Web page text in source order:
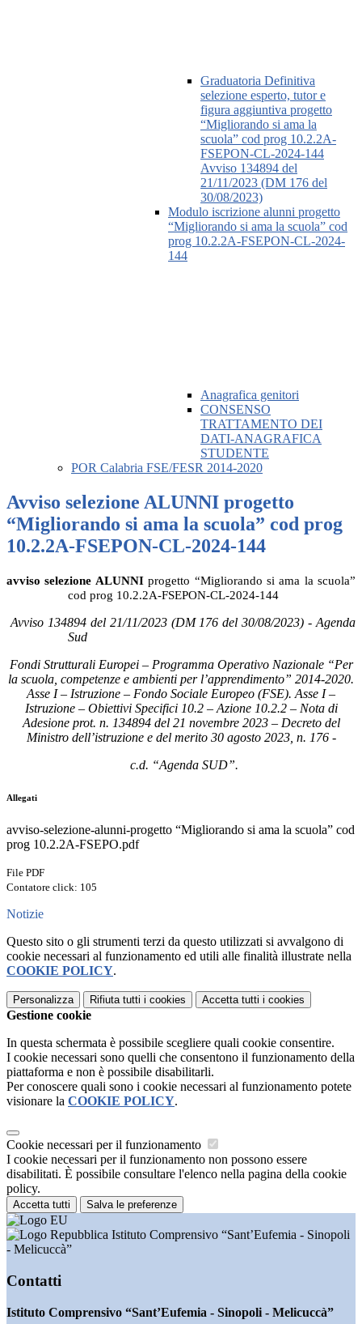
Graduatoria Definitiva
selezione esperto, tutor e
figura aggiuntiva progetto
“Migliorando si ama la
scuola” cod prog 10.2.2A-
FSEPON-CL-2024-144
Avviso 134894 del
21/11/2023 (DM 176 del
30/08/2023)
Modulo iscrizione alunni progetto
“Migliorando si ama la scuola” cod
prog 10.2.2A-FSEPON-CL-2024-
144
Anagrafica genitori
CONSENSO
TRATTAMENTO DEI
DATI-ANAGRAFICA
STUDENTE
POR Calabria FSE/FESR 2014-2020
Avviso selezione ALUNNI progetto
“Migliorando si ama la scuola” cod prog
10.2.2A-FSEPON-CL-2024-144
avviso selezione ALUNNIprogetto “Migliorando si ama la scuola”
cod prog 10.2.2A-FSEPON-CL-2024-144
Avviso 134894 del 21/11/2023 (DM 176 del 30/08/2023) - Agenda
Sud
Fondi Strutturali Europei – Programma Operativo Nazionale “Per
la scuola, competenze e ambienti per l’apprendimento” 2014-2020.
Asse I – Istruzione – Fondo Sociale Europeo (FSE). Asse I –
Istruzione – Obiettivi Specifici 10.2 – Azione 10.2.2 – Nota di
Adesione prot. n. 134894 del 21 novembre 2023 – Decreto del
Ministro dell’istruzione e del merito 30 agosto 2023, n. 176 -
c.d. “Agenda SUD”.
Allegati
avviso-selezione-alunni-progetto “Migliorando si ama la scuola” cod
prog 10.2.2A-FSEPO.pdf
File PDF
Contatore click: 105
Notizie
Questo sito o gli strumenti terzi da questo utilizzati si avvalgono di
cookie necessari al funzionamento ed utili alle finalità illustrate nella
COOKIE POLICY.
Personalizza Rifiuta tutti i cookies Accetta tutti i cookies
Gestione cookie
In questa schermata è possibile scegliere quali cookie consentire.
I cookie necessari sono quelli che consentono il funzionamento della
piattaforma e non è possibile disabilitarli.
Per conoscere quali sono i cookie necessari al funzionamento potete
visionare la COOKIE POLICY.
Cookie necessari per il funzionamento
I cookie necessari per il funzionamento non possono essere
disabilitati. È possibile consultare l'elenco nella pagina della cookie
policy.
Accetta tutti Salva le preferenze
Istituto Comprensivo “Sant’Eufemia - Sinopoli
- Melicuccà”
Contatti
Istituto Comprensivo “Sant’Eufemia - Sinopoli - Melicuccà”